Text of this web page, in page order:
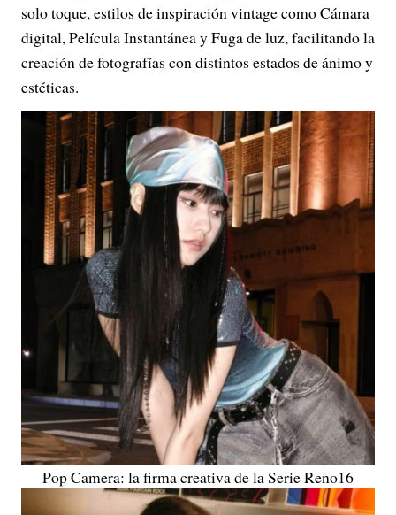
solo toque, estilos de inspiración vintage como Cámara
digital, Película Instantánea y Fuga de luz, facilitando la
creación de fotografías con distintos estados de ánimo y
estéticas.
Pop Camera: la firma creativa de la Serie Reno16